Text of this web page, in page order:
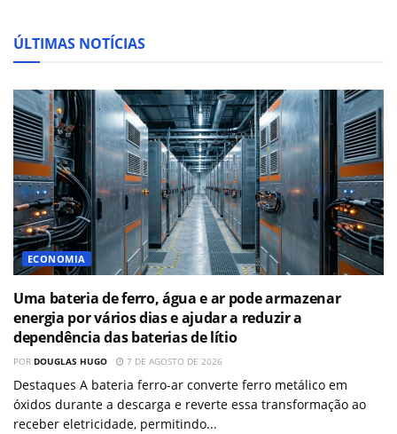
ÚLTIMAS NOTÍCIAS
ECONOMIA
Uma bateria de ferro, água e ar pode armazenar
energia por vários dias e ajudar a reduzir a
dependência das baterias de lítio
POR DOUGLAS HUGO 7 DE AGOSTO DE 2026
Destaques A bateria ferro-ar converte ferro metálico em
óxidos durante a descarga e reverte essa transformação ao
receber eletricidade, permitindo...